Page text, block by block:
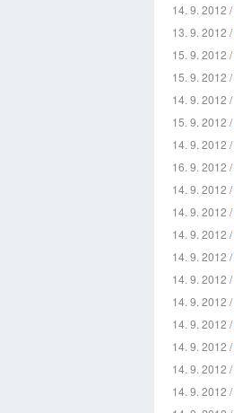
14. 9. 2012 /
13. 9. 2012 /
15. 9. 2012 /
15. 9. 2012 /
14. 9. 2012 /
15. 9. 2012 /
14. 9. 2012 /
16. 9. 2012 /
14. 9. 2012 /
14. 9. 2012 /
14. 9. 2012 /
14. 9. 2012 /
14. 9. 2012 /
14. 9. 2012 /
14. 9. 2012 /
14. 9. 2012 /
14. 9. 2012 /
14. 9. 2012 /